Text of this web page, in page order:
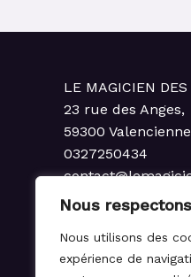
Nous
Nous utilisons des
expérience de
LE MAGICIEN DES
23 rue des Anges,
59300
0327250434
du Mardi au